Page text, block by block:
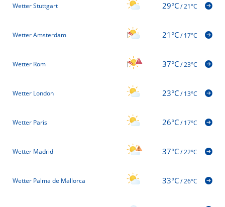
Wetter Stuttgart 29°C/21°C
Wetter Amsterdam 21°C/17°C
Wetter Rom 37°C/23°C
Wetter London 23°C/13°C
Wetter Paris 26°C/17°C
Wetter Madrid 37°C/22°C
Wetter Palma de Mallorca 33°C/26°C